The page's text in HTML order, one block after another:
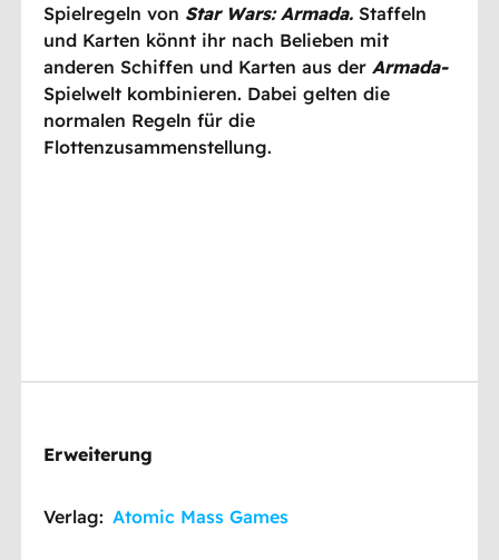
Spielregeln von Star Wars: Armada. Staffeln
und Karten könnt ihr nach Belieben mit
anderen Schiffen und Karten aus derArmada-
Spielwelt kombinieren. Dabei gelten die
normalen Regeln für die
Flottenzusammenstellung.
Erweiterung
Verlag: Atomic Mass Games